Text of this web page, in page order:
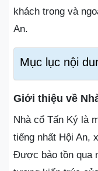
khách trong và
An.
Mục lục nội
Giới thiệu về
Nhà cổ Tấn Ký là
tiếng nhất Hội An,
Được bảo tồn qua